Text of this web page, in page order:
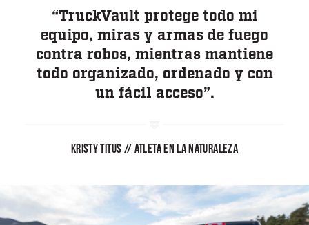
Sedán
USER
Galería de medios
Blog
Tienda
Encuentre un
“TruckVault protege todo mi
equipo, miras y armas de fuego
contra robos, mientras mantiene
todo organizado, ordenado y con
un fácil acceso”.
KRISTY TITUS // ATLETA EN LA NATURALEZA